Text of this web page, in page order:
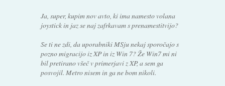
Ja, super, kupim nov avto, ki ima namesto volana
joystick in jaz se naj zafrkavam s prenamestitvijo?
Se ti ne zdi, da uporabniki MSju nekaj sporočajo s
pozno migracijo iz XP in iz Win 7? Že Win7 mi ni
bil pretirano všeč v primerjavi z XP, a sem ga
posvojil. Metro nisem in ga ne bom nikoli.